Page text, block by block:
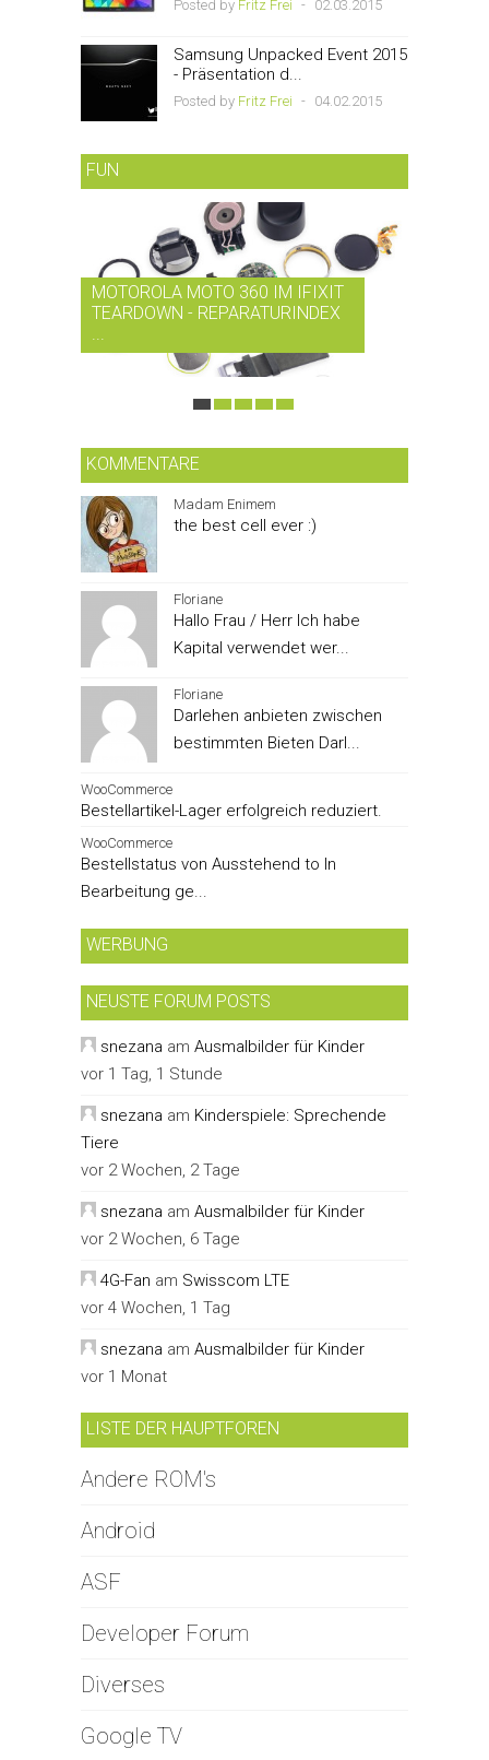
Posted by Fritz Frei - 02.03.2015
Samsung Unpacked Event 2015
- Präsentation d...
Posted by Fritz Frei - 04.02.2015
FUN
MOTOROLA MOTO 360 IM IFIXIT
TEARDOWN - REPARATURINDEX
KOMMENTARE
Madam Enimem
the best cell ever :)
Floriane
Hallo Frau / Herr Ich habe
Kapital verwendet wer...
Floriane
Darlehen anbieten zwischen
bestimmten Bieten Darl...
WooCommerce
Bestellartikel-Lager erfolgreich reduziert.
WooCommerce
Bestellstatus von Ausstehend to In
Bearbeitung ge...
WERBUNG
NEUSTE FORUM POSTS
snezana am Ausmalbilder für Kinder
vor 1 Tag, 1 Stunde
snezana am Kinderspiele: Sprechende
Tiere
vor 2 Wochen, 2 Tage
snezana am Ausmalbilder für Kinder
vor 2 Wochen, 6 Tage
4G-Fan am Swisscom LTE
vor 4 Wochen, 1 Tag
snezana am Ausmalbilder für Kinder
vor 1 Monat
LISTE DER HAUPTFOREN
Andere ROM's
Android
ASF
Developer Forum
Diverses
Google TV